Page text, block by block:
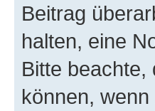
Beitrag
halten, eine
Bitte
können,